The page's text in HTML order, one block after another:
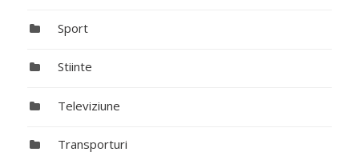
Sport
Stiinte
Televiziune
Transporturi